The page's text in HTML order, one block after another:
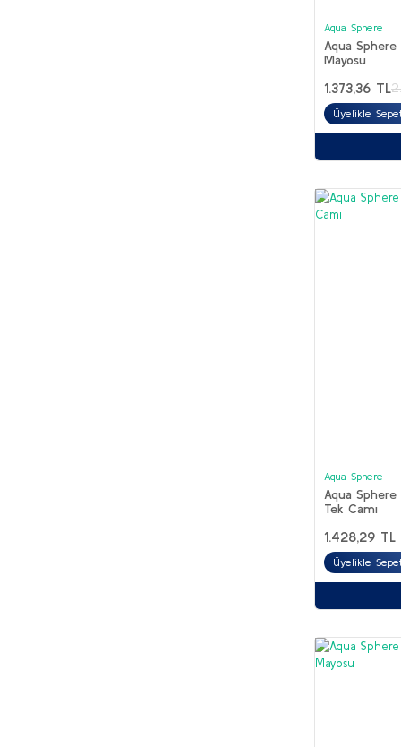
Aqua Sphere
Aqua Sphere
Mayosu
1.373,36 TL
Üyelikle
Aqua Sphere
Aqua
Tek Camı
1.428,29 TL
Üyelikle